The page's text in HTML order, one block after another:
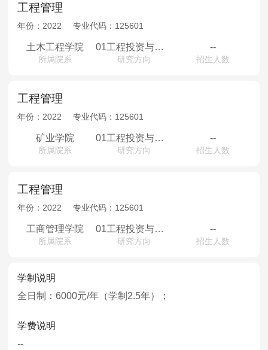
工程管理
年份： 2022 专业代码： 125601
土木工程学院
所属院系
01工程投资与造价管理02工程项目管理与风险评估03矿山建设经济评价与管理04信息化与智能建造
研究方向
--
招生人数
工程管理
年份： 2022 专业代码： 125601
矿业学院
所属院系
01工程投资与造价管理02工程项目管理与风险评估03矿山建设经济评价与管理04信息化与智能建造
研究方向
--
招生人数
工程管理
年份： 2022 专业代码： 125601
工商管理学院
所属院系
01工程投资与造价管理02工程项目优化与控制03矿山建设经济评价与决策04BIM技术应用与数据分析
研究方向
--
招生人数
学制说明
全日制：6000元/年（学制2.5年）；
学费说明
--